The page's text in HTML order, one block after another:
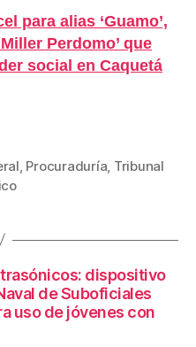
para alias ‘Guamo’,
Perdomo’ que
social en Caquetá
Procuraduría Tribunal
dispositivo
de Suboficiales
uso de jóvenes con